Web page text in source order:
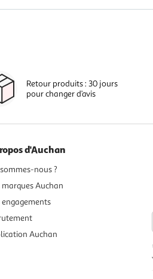
Retour produits : 30 jours
pour changer d’avis
d'Auchan
nous ?
marques Auchan
engagements
Auchan